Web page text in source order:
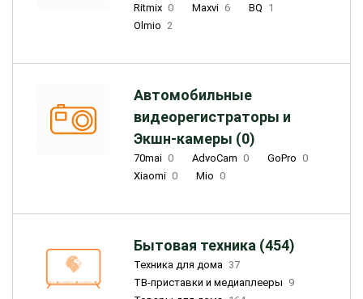
Ritmix 0 Maxvi 6 BQ 1
Olmio 2
Автомобильные
видеорегистраторы и
Экшн-камеры (0)
70mai 0 AdvoCam 0 GoPro 0
Xiaomi 0 Mio 0
Бытовая техника (454)
Техника для дома 37
ТВ-приставки и медиаплееры 9